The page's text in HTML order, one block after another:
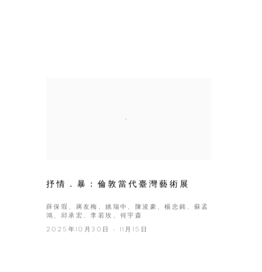
抒情．暴：倫敦當代臺灣藝術展
薛保瑕、蔣友梅、姚瑞中、陳浚豪、楊忠銘、蘇孟
鴻、邱承宏、李若玫、何宇森
2025年10月30日 - 11月15日